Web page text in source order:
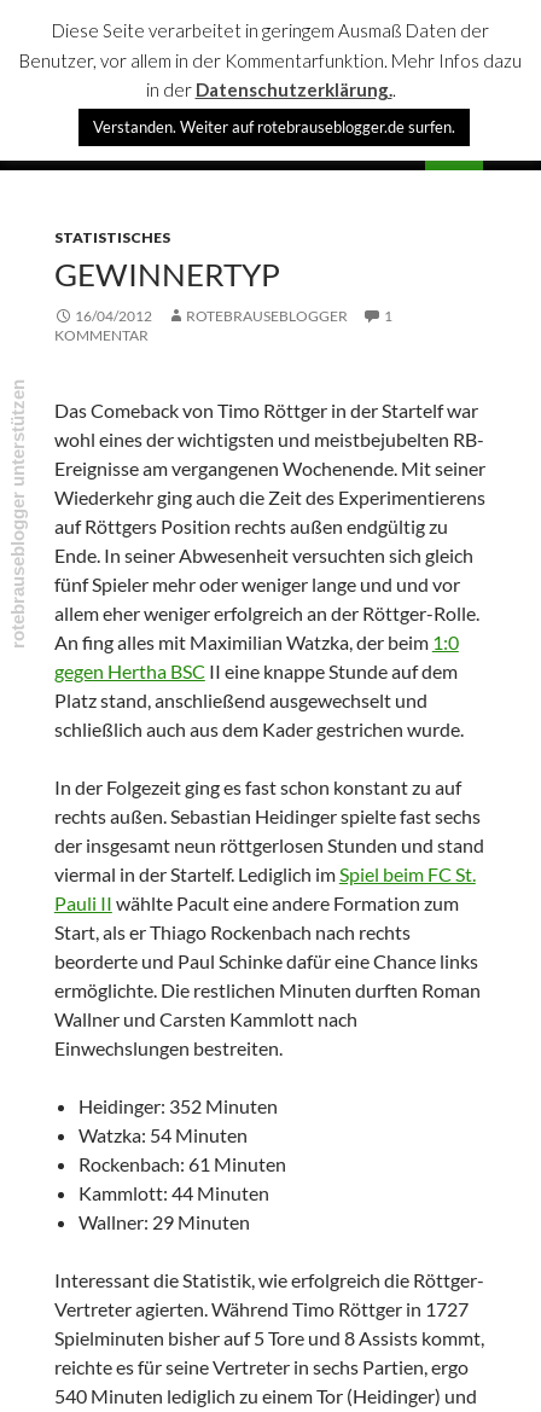
rotebrauseblogger
SPRINGE
STATISTISCHES
GEWINNERTYP
16/04/2012 ROTEBRAUSEBLOGGER
1
KOMMENTAR
Das Comeback von Timo Röttger in der Startelf war
wohl eines der wichtigsten und meistbejubelten RB-
Ereignisse am vergangenen Wochenende. Mit seiner
Wiederkehr ging auch die Zeit des Experimentierens
auf Röttgers Position rechts außen endgültig zu
Ende. In seiner Abwesenheit versuchten sich gleich
fünf Spieler mehr oder weniger lange und und vor
allem eher weniger erfolgreich an der Röttger-Rolle.
An fing alles mit Maximilian Watzka, der beim 1:0
gegen Hertha BSC II eine knappe Stunde auf dem
Platz stand, anschließend ausgewechselt und
schließlich auch aus dem Kader gestrichen wurde.
In der Folgezeit ging es fast schon konstant zu auf
rechts außen. Sebastian Heidinger spielte fast sechs
der insgesamt neun röttgerlosen Stunden und stand
viermal in der Startelf. Lediglich imSpiel beim FC St.
Pauli II wählte Pacult eine andere Formation zum
Start, als er Thiago Rockenbach nach rechts
beorderte und Paul Schinke dafür eine Chance links
ermöglichte. Die restlichen Minuten durften Roman
Wallner und Carsten Kammlott nach
Einwechslungen bestreiten.
Heidinger: 352 Minuten
Watzka: 54 Minuten
Rockenbach: 61 Minuten
Kammlott: 44 Minuten
Wallner: 29 Minuten
Interessant die Statistik, wie erfolgreich die Röttger-
Vertreter agierten. Während Timo Röttger in 1727
Spielminuten bisher auf 5 Tore und 8 Assists kommt,
reichte es für seine Vertreter in sechs Partien, ergo
540 Minuten lediglich zu einem Tor (Heidinger) und
Diese Seite verarbeitet in geringem Ausmaß Daten der
Benutzer, vor allem in der Kommentarfunktion. Mehr Infos dazu
in der Datenschutzerklärung..
Verstanden. Weiter auf rotebrauseblogger.de surfen.
rotebrauseblogger unterstützen